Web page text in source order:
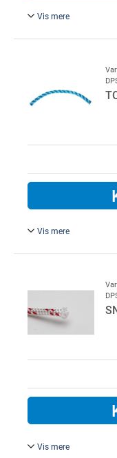
Vis mere
Vis mere
3 - slået,
Vis mere